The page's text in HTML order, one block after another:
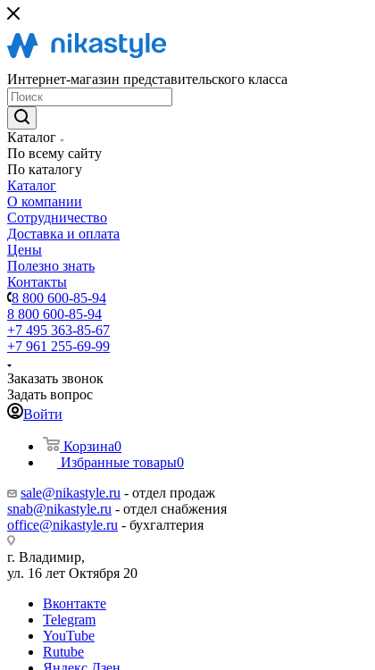
Интернет-магазин представительского класса
Каталог
По всему сайту
По каталогу
Каталог
О компании
Сотрудничество
Доставка и оплата
Цены
Полезно знать
Контакты
8 800 600-85-94
8 800 600-85-94
+7 495 363-85-67
+7 961 255-69-99
Заказать звонок
Задать вопрос
Войти
Корзина0
Избранные товары0
sale@nikastyle.ru - отдел продаж
snab@nikastyle.ru - отдел снабжения
office@nikastyle.ru - бухгалтерия
г. Владимир,
ул. 16 лет Октября 20
Вконтакте
Telegram
YouTube
Rutube